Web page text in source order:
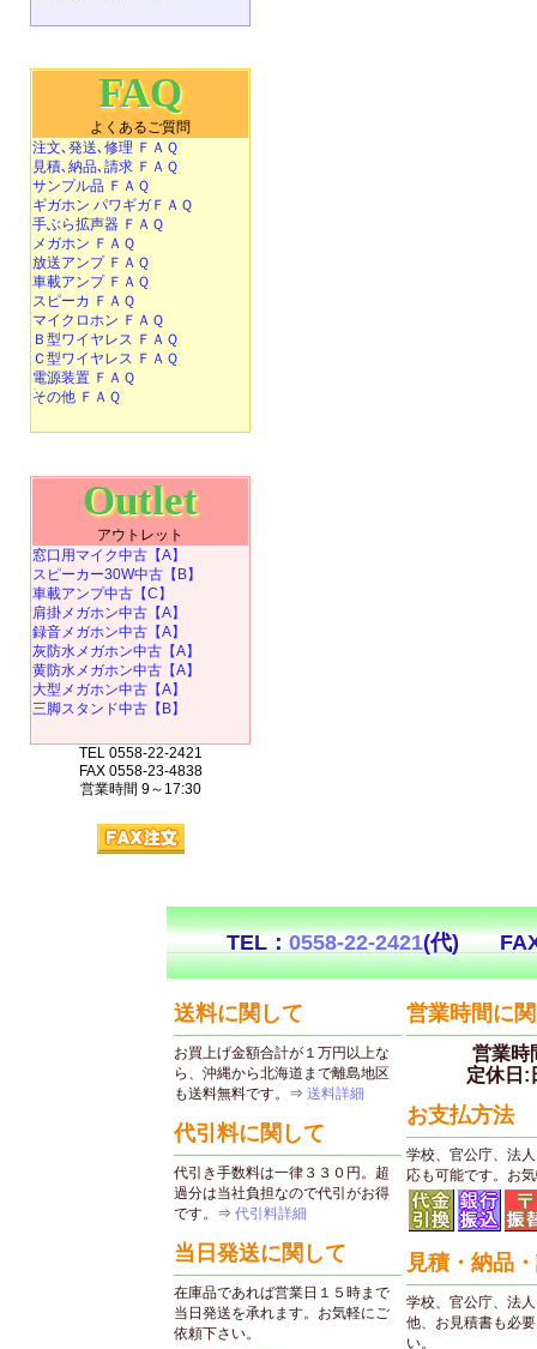
FAQ
よくあるご質問
注文､発送､修理 ＦＡＱ
見積､納品､請求 ＦＡＱ
サンプル品 ＦＡＱ
ギガホン パワギガＦＡＱ
手ぶら拡声器 ＦＡＱ
メガホン ＦＡＱ
放送アンプ ＦＡＱ
車載アンプ ＦＡＱ
スピーカ ＦＡＱ
マイクロホン ＦＡＱ
Ｂ型ワイヤレス ＦＡＱ
Ｃ型ワイヤレス ＦＡＱ
電源装置 ＦＡＱ
その他 ＦＡＱ
Outlet
アウトレット
窓口用マイク中古【A】
スピーカー30W中古【B】
車載アンプ中古【C】
肩掛メガホン中古【A】
録音メガホン中古【A】
灰防水メガホン中古【A】
黄防水メガホン中古【A】
大型メガホン中古【A】
三脚スタンド中古【B】
TEL 0558-22-2421
FAX 0558-23-4838
営業時間 9～17:30